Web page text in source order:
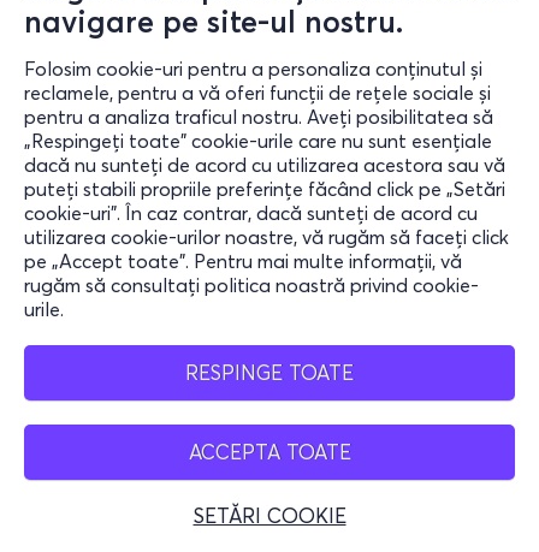
navigare pe site-ul nostru.
Folosim cookie-uri pentru a personaliza conținutul și
reclamele, pentru a vă oferi funcții de rețele sociale și
pentru a analiza traficul nostru. Aveți posibilitatea să
„Respingeți toate” cookie-urile care nu sunt esențiale
dacă nu sunteți de acord cu utilizarea acestora sau vă
puteți stabili propriile preferințe făcând click pe „Setări
cookie-uri”. În caz contrar, dacă sunteți de acord cu
utilizarea cookie-urilor noastre, vă rugăm să faceți click
pe „Accept toate”. Pentru mai multe informații, vă
rugăm să consultați politica noastră privind cookie-
urile.
RESPINGE TOATE
ACCEPTA TOATE
SETĂRI COOKIE